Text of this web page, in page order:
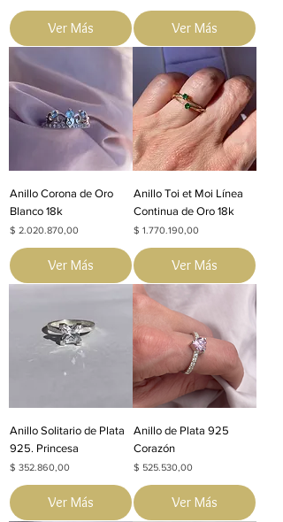
Ver Más Ver Más
Anillo Corona de Oro
Blanco 18k
Precio
$ 2.020.870,00
Ver Más
Anillo Toi et Moi Línea
Continua de Oro 18k
Precio
$ 1.770.190,00
Ver Más
Anillo Solitario de Plata
925. Princesa
Precio
$ 352.860,00
Ver Más
Anillo de Plata 925
Corazón
Precio
$ 525.530,00
Ver Más